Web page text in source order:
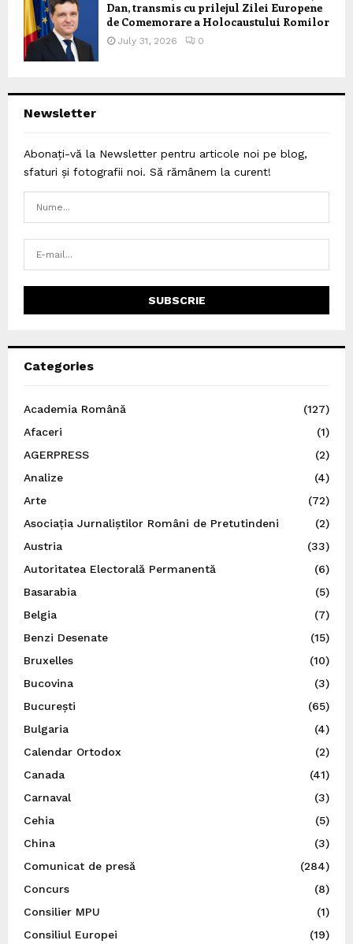
Dan, transmis cu prilejul Zilei Europene
de Comemorare a Holocaustului Romilor
July 31, 2026 0
Newsletter
Abonați-vă la Newsletter pentru articole noi pe blog,
sfaturi și fotografii noi. Să rămânem la curent!
Categories
Academia Română
(127)
Afaceri
(1)
AGERPRESS
(2)
Analize
(4)
Arte
(72)
Asociația Jurnaliștilor Români de Pretutindeni
(2)
Austria
(33)
Autoritatea Electorală Permanentă
(6)
Basarabia
(5)
Belgia
(7)
Benzi Desenate
(15)
Bruxelles
(10)
Bucovina
(3)
București
(65)
Bulgaria
(4)
Calendar Ortodox
(2)
Canada
(41)
Carnaval
(3)
Cehia
(5)
China
(3)
Comunicat de presă
(284)
Concurs
(8)
Consilier MPU
(1)
Consiliul Europei
(19)